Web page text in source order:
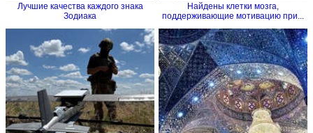
Лучшие качества каждого знака
Зодиака
Найдены клетки мозга,
поддерживающие мотивацию при...